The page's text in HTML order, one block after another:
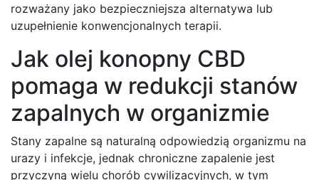
rozważany jako bezpieczniejsza alternatywa lub
uzupełnienie konwencjonalnych terapii.
Jak olej konopny CBD
pomaga w redukcji stanów
zapalnych w organizmie
Stany zapalne są naturalną odpowiedzią organizmu na
urazy i infekcje, jednak chroniczne zapalenie jest
przyczyną wielu chorób cywilizacyjnych, w tym